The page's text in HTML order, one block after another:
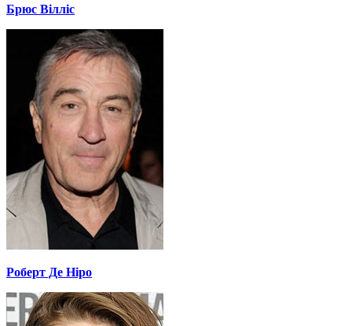
Брюс Вілліс
Роберт Де Ніро